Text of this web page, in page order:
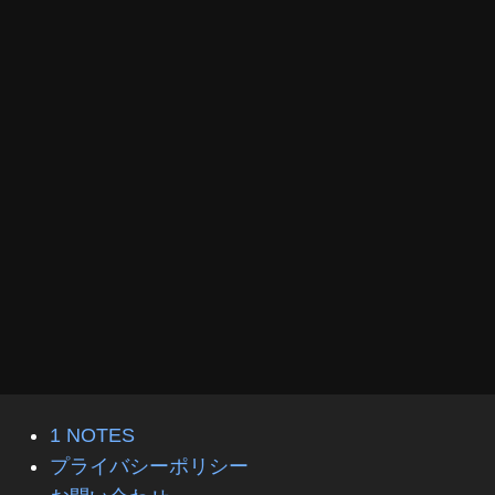
1 NOTES
プライバシーポリシー